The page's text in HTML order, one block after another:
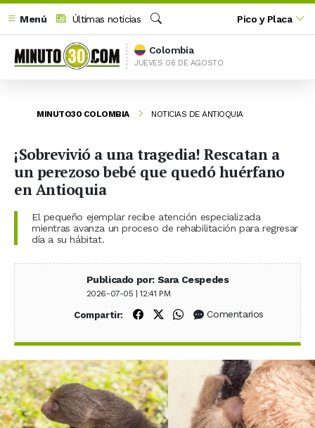
Menú
Últimas noticias
Buscar
Pico y Placa
Colombia
JUEVES 06 DE AGOSTO
MINUTO30 COLOMBIA NOTICIAS DE ANTIOQUIA
¡Sobrevivió a una tragedia! Rescatan a
un perezoso bebé que quedó huérfano
en Antioquia
El pequeño ejemplar recibe atención especializada
mientras avanza un proceso de rehabilitación para regresar
día a su hábitat.
Publicado por: Sara Cespedes
2026-07-05 | 12:41 PM
Compartir: Compartir en Facebook
Compartir en X (Twitter)
Compartir en WhatsApp
Comentarios